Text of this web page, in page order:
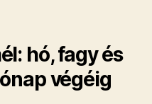
hó, fagy és
végéig